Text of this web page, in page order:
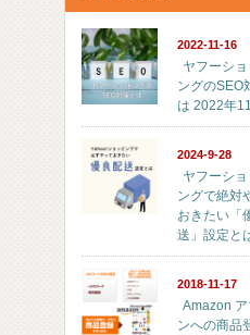
2022-11-16
ヤフーシ
ングのSEO
は 2022年
2024-9-28
ヤフーシ
ングで絶対
おきたい「
送」設定と
2018-11-17
Amazon
ンへの商品